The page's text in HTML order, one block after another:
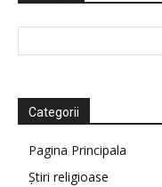
Categorii
Pagina Principala
Știri religioase